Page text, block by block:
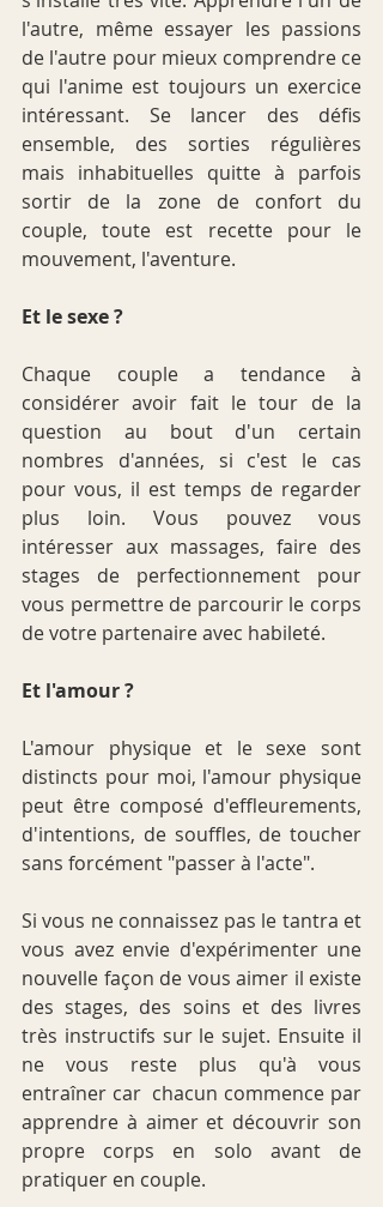
l'autre, même essayer les passions
de l'autre pour mieux comprendre ce
qui l'anime est toujours un exercice
intéressant. Se lancer des défis
ensemble, des sorties régulières
mais inhabituelles quitte à parfois
sortir de la zone de confort du
couple, toute est recette pour le
mouvement, l'aventure.
Et le sexe ?
Chaque couple a tendance à
considérer avoir fait le tour de la
question au bout d'un certain
nombres d'années, si c'est le cas
pour vous, il est temps de regarder
plus loin. Vous pouvez vous
intéresser aux massages, faire des
stages de perfectionnement pour
vous permettre de parcourir le corps
de votre partenaire avec habileté.
Et l'amour ?
L'amour physique et le sexe sont
distincts pour moi, l'amour physique
peut être composé d'effleurements,
d'intentions, de souffles, de toucher
sans forcément "passer à l'acte".
Si vous ne connaissez pas le tantra et
vous avez envie d'expérimenter une
nouvelle façon de vous aimer il existe
des stages, des soins et des livres
très instructifs sur le sujet. Ensuite il
ne vous reste plus qu'à vous
entraîner car  chacun commence par
apprendre à aimer et découvrir son
propre corps en solo avant de
pratiquer en couple.